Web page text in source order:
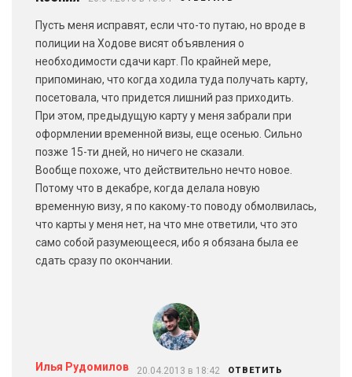
Пусть меня исправят, если что-то путаю, но вроде в
полиции на Ходове висят объявления о
необходимости сдачи карт. По крайней мере,
припоминаю, что когда ходила туда получать карту,
посетовала, что придется лишний раз приходить.
При этом, предыдущую карту у меня забрали при
оформлении временной визы, еще осенью. Сильно
позже 15-ти дней, но ничего не сказали.
Вообще похоже, что действительно нечто новое.
Потому что в декабре, когда делала новую
временную визу, я по какому-то поводу обмолвилась,
что карты у меня нет, на что мне ответили, что это
само собой разумеющееся, ибо я обязана была ее
сдать сразу по окончании.
Илья Рудомилов 20.04.2013 в 18:42 ОТВЕТИТЬ